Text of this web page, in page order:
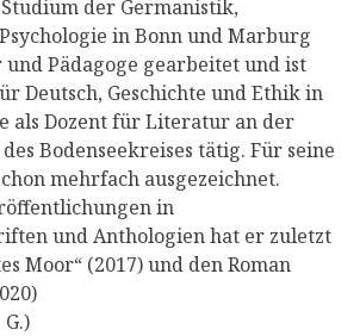
der Germanistik,
in Bonn und Marburg
Pädagoge gearbeitet und ist
Deutsch, Geschichte und Ethik in
als Dozent für Literatur an der
Bodenseekreises tätig. Für seine
mehrfach ausgezeichnet.
in
und Anthologien hat er zuletzt
Moor“ (2017) und den Roman